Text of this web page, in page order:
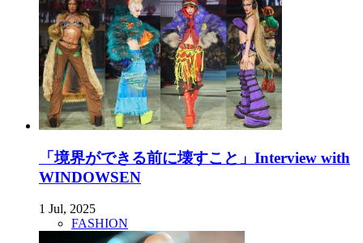
「境界ができる前に壊すこと」Interview with
WINDOWSEN
1 Jul, 2025
FASHION